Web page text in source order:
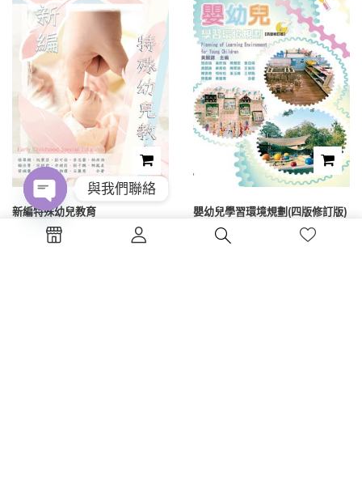
新編特殊幼兒教育
475
嬰幼兒學習環境規劃(四版修訂版)
NT$475
與我們聯絡
Open
chaty